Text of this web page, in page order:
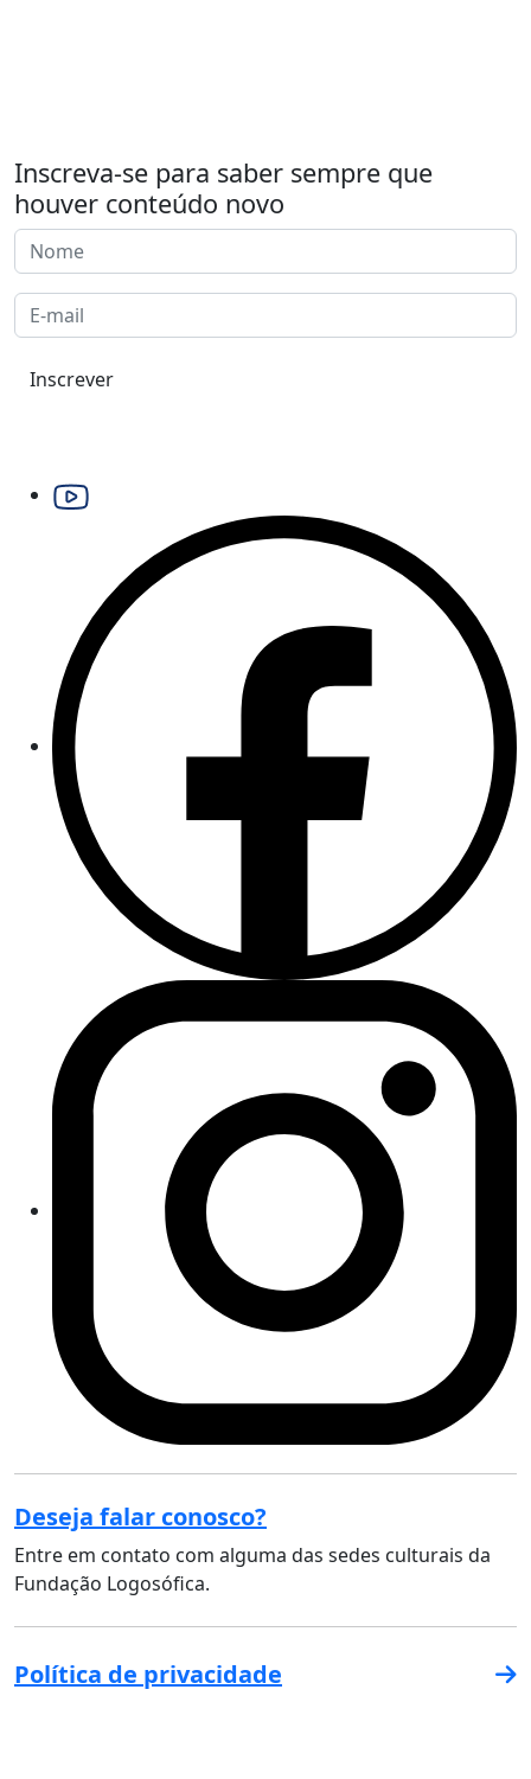
Inscreva-se para saber sempre que
houver conteúdo novo
Inscrever
Deseja falar conosco?
Entre em contato com alguma das sedes culturais da
Fundação Logosófica.
Política de privacidade